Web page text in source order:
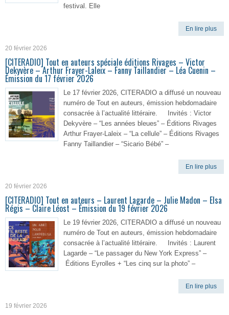
festival. Elle
En lire plus
20 février 2026
[CITERADIO] Tout en auteurs spéciale éditions Rivages – Victor
Dekyvère – Arthur Frayer-Laleix – Fanny Taillandier – Léa Cuenin –
Émission du 17 février 2026
Le 17 février 2026, CITERADIO a diffusé un nouveau
numéro de Tout en auteurs, émission hebdomadaire
consacrée à l’actualité littéraire. Invités : Victor
Dekyvère – “Les années bleues” – Éditions Rivages
Arthur Frayer-Laleix – “La cellule” – Éditions Rivages
Fanny Taillandier – “Sicario Bébé” –
En lire plus
20 février 2026
[CITERADIO] Tout en auteurs – Laurent Lagarde – Julie Madon – Elsa
Régis – Claire Léost – Émission du 19 février 2026
Le 19 février 2026, CITERADIO a diffusé un nouveau
numéro de Tout en auteurs, émission hebdomadaire
consacrée à l’actualité littéraire. Invités : Laurent
Lagarde – “Le passager du New York Express” –
Éditions Eyrolles + “Les cinq sur la photo” –
En lire plus
19 février 2026